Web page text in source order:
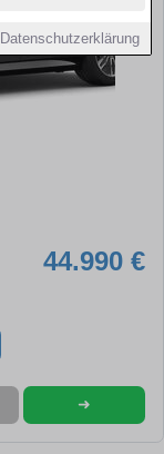
Datenschutzerklärung
44.990 €
➜